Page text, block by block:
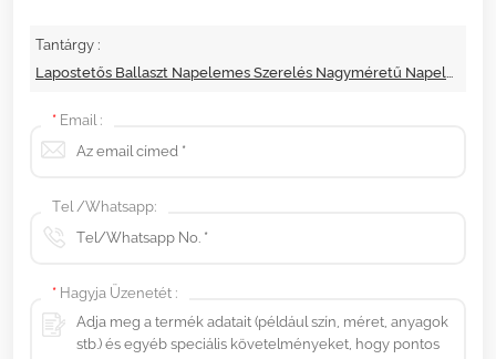
Tantárgy :
* Email :
Tel /Whatsapp:
* Hagyja Üzenetét :